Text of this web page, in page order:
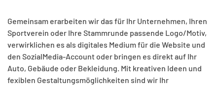
Gemeinsam erarbeiten wir das für Ihr Unternehmen, Ihren
Sportverein oder Ihre Stammrunde passende Logo/Motiv,
verwirklichen es als digitales Medium für die Website und
den SozialMedia-Account oder bringen es direkt auf Ihr
Auto, Gebäude oder Bekleidung. Mit kreativen Ideen und
fexiblen Gestaltungsmöglichkeiten sind wir Ihr